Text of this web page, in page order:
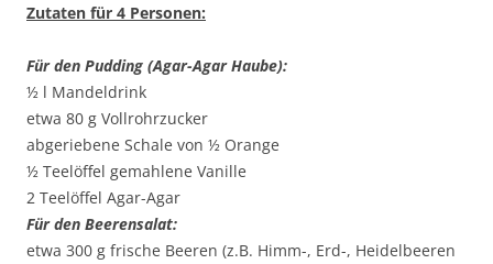
Zutaten für 4 Personen:
Für den Pudding (Agar-Agar Haube):
½ l Mandeldrink
etwa 80 g Vollrohrzucker
abgeriebene Schale von ½ Orange
½ Teelöffel gemahlene Vanille
2 Teelöffel Agar-Agar
Für den Beerensalat:
etwa 300 g frische Beeren (z.B. Himm-, Erd-, Heidelbeeren